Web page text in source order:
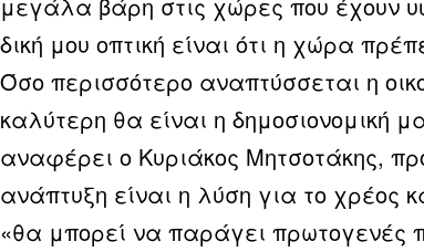
δική μου οπτική είναι ότι η χώρα
Όσο περισσότερο αναπτύσσεται η
καλύτερη θα είναι η δημοσιονομική
αναφέρει ο Κυριάκος Μητσοτάκης,
ανάπτυξη είναι η λύση για το χρέος
«θα μπορεί να παράγει πρωτογενές